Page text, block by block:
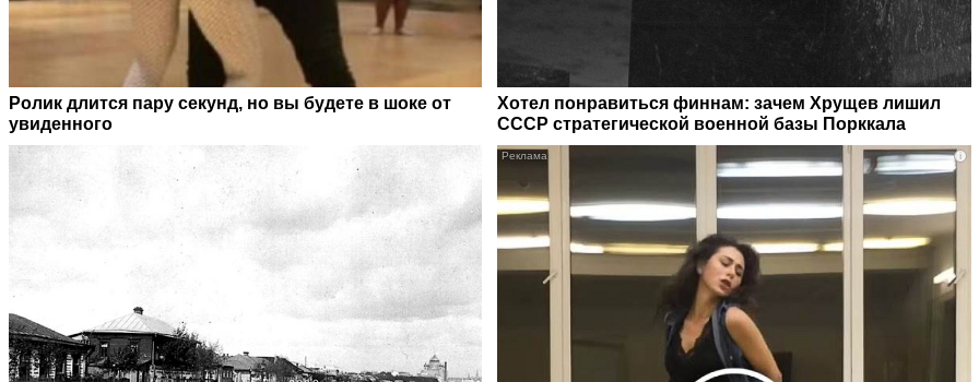
Ролик длится пару секунд, но вы будете в шоке от
увиденного
Хотел понравиться финнам: зачем Хрущев лишил
СССР стратегической военной базы Порккала
i